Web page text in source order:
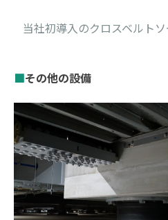
当社初導入のクロスベルト
■その他の設備